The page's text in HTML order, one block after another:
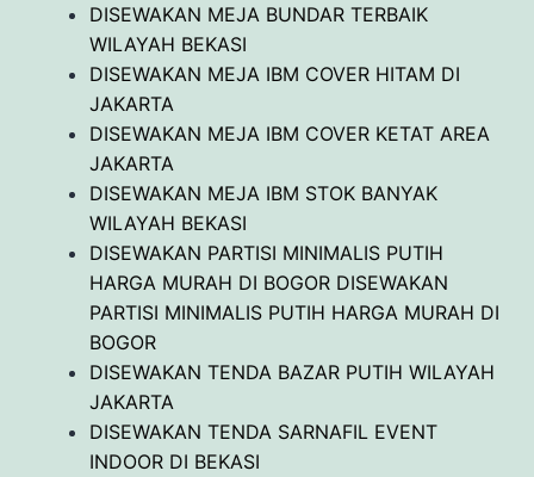
DISEWAKAN MEJA BUNDAR TERBAIK
WILAYAH BEKASI
DISEWAKAN MEJA IBM COVER HITAM DI
JAKARTA
DISEWAKAN MEJA IBM COVER KETAT AREA
JAKARTA
DISEWAKAN MEJA IBM STOK BANYAK
WILAYAH BEKASI
DISEWAKAN PARTISI MINIMALIS PUTIH
HARGA MURAH DI BOGOR DISEWAKAN
PARTISI MINIMALIS PUTIH HARGA MURAH DI
BOGOR
DISEWAKAN TENDA BAZAR PUTIH WILAYAH
JAKARTA
DISEWAKAN TENDA SARNAFIL EVENT
INDOOR DI BEKASI